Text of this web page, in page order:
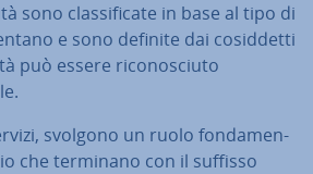
sono clas­si­fi­ca­te in base al tipo di
e sono definite dai co­sid­det­ti
può essere ri­co­no­sciu­to
svolgono un ruolo fon­da­men­
che terminano con il suffisso